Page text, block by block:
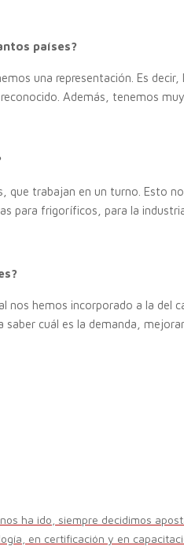
países?
una representación. Es
Además, tenemos muy
que trabajan en un turno. Esto
para frigoríficos, para la
nos hemos incorporado a la
saber cuál es la demanda,
ha ido, siempre decidimos
en certificación y en